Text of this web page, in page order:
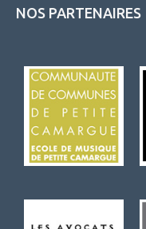
NOS PARTENAIRES